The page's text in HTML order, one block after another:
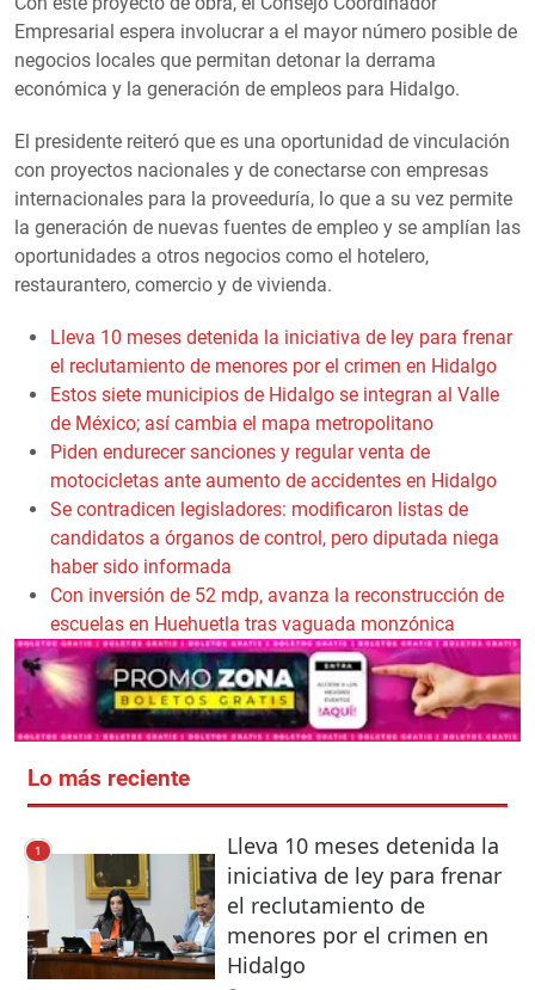
Empresarial espera involucrar a el mayor número posible de
negocios locales que permitan detonar la derrama
económica y la generación de empleos para Hidalgo.
El presidente reiteró que es una oportunidad de vinculación
con proyectos nacionales y de conectarse con empresas
internacionales para la proveeduría, lo que a su vez permite
la generación de nuevas fuentes de empleo y se amplían las
oportunidades a otros negocios como el hotelero,
restaurantero, comercio y de vivienda.
Lleva 10 meses detenida la iniciativa de ley para frenar
el reclutamiento de menores por el crimen en Hidalgo
Estos siete municipios de Hidalgo se integran al Valle
de México; así cambia el mapa metropolitano
Piden endurecer sanciones y regular venta de
motocicletas ante aumento de accidentes en Hidalgo
Se contradicen legisladores: modificaron listas de
candidatos a órganos de control, pero diputada niega
haber sido informada
Con inversión de 52 mdp, avanza la reconstrucción de
escuelas en Huehuetla tras vaguada monzónica
Lo más reciente
1
Lleva 10 meses detenida la
iniciativa de ley para frenar
el reclutamiento de
menores por el crimen en
Hidalgo